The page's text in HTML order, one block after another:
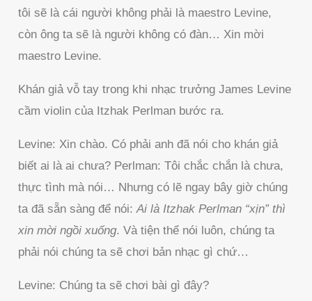
tôi sẽ là cái người không phải là maestro Levine,
còn ông ta sẽ là người không có đàn… Xin mời
maestro Levine.
Khán giả vỗ tay trong khi nhạc trưởng James Levine
cầm violin của Itzhak Perlman bước ra.
Levine: Xin chào. Có phải anh đã nói cho khán giả
biết ai là ai chưa? Perlman: Tôi chắc chắn là chưa,
thực tình mà nói… Nhưng có lẽ ngay bây giờ chúng
ta đã sẵn sàng để nói:Ai là Itzhak Perlman “xịn” thì
xin mời ngồi xuống. Và tiện thể nói luôn, chúng ta
phải nói chúng ta sẽ chơi bản nhạc gì chứ…
Levine: Chúng ta sẽ chơi bài gì đây?